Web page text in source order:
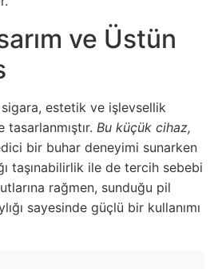
ve Üstün
estetik ve işlevsellik
tasarlanmıştır. Bu küçük cihaz,
bir buhar deneyimi sunarken
taşınabilirlik ile de tercih sebebi
rağmen, sunduğu pil
sayesinde güçlü bir kullanımı